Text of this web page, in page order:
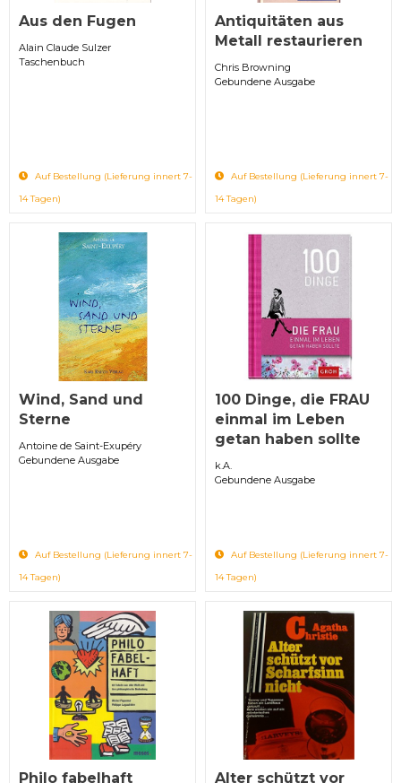
Aus den Fugen
Alain Claude Sulzer
Taschenbuch
Auf Bestellung (Lieferung innert 7-
14 Tagen)
Antiquitäten aus
Metall restaurieren
Chris Browning
Gebundene Ausgabe
Auf Bestellung (Lieferung innert 7-
14 Tagen)
Wind, Sand und
Sterne
Antoine de Saint-Exupéry
Gebundene Ausgabe
Auf Bestellung (Lieferung innert 7-
14 Tagen)
100 Dinge, die FRAU
einmal im Leben
getan haben sollte
k.A.
Gebundene Ausgabe
Auf Bestellung (Lieferung innert 7-
14 Tagen)
Philo fabelhaft Alter schützt vor